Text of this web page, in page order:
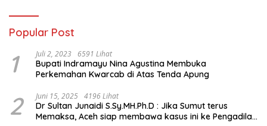
Popular Post
1 Juli 2, 2023 6591 Lihat
Bupati Indramayu Nina Agustina Membuka
Perkemahan Kwarcab di Atas Tenda Apung
2 Juni 15, 2025 4196 Lihat
Dr Sultan Junaidi S.Sy.MH.Ph.D : Jika Sumut terus
Memaksa, Aceh siap membawa kasus ini ke Pengadilan